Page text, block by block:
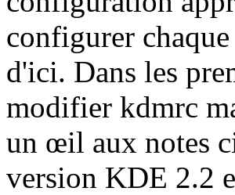
configurer
d'ici. Dans les
modifier kdmrc
un œil aux notes
version KDE 2.2